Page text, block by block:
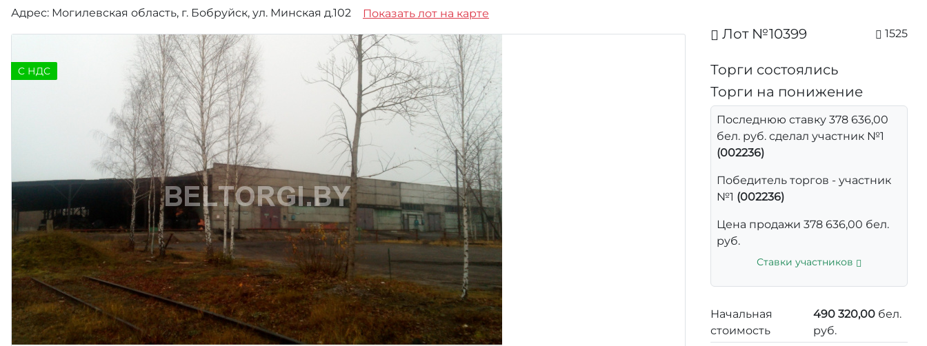
Адрес: Могилевская область, г. Бобруйск, ул. Минская д.102 Показать лот на карте
C НДС
Лот №10399 1525
Торги состоялись
Торги на понижение
Последнюю ставку 378 636,00
бел. руб. сделал участник №1
(002236)
Победитель торгов - участник
№1 (002236)
Цена продажи 378 636,00 бел.
руб.
Ставки участников
Начальная
стоимость
490 320,00 бел.
руб.